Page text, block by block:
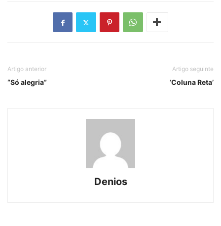
Artigo anterior
“Só alegria”
Artigo seguinte
‘Coluna Reta’
Denios